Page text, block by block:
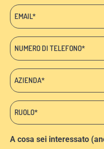
cognome
Email:
*
Telefono
*
Azienda:
*
Ruolo:
*
A cosa sei interessato